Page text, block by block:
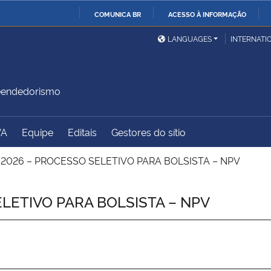
COMUNICA BR ACESSO À INFORMAÇÃO
Ministério da Defesa
Ministério das Relações
Exteriores
Ministério do
Desenvolvimento Regional
Controladoria-Geral da
União
Advocacia-Geral da União Banco Central do Brasil
LANGUAGES
Equipe Editais Gestores do sítio
– PROCESSO SELETIVO PARA BOLSISTA – NPV
PARA BOLSISTA – NPV